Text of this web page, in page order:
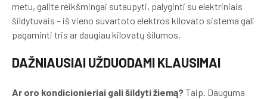
metu, galite reikšmingai sutaupyti, palyginti su elektriniais
šildytuvais – iš vieno suvartoto elektros kilovato sistema gali
pagaminti tris ar daugiau kilovatų šilumos.
DAŽNIAUSIAI UŽDUODAMI KLAUSIMAI
Ar oro kondicionieriai gali šildyti žiemą?Taip. Dauguma